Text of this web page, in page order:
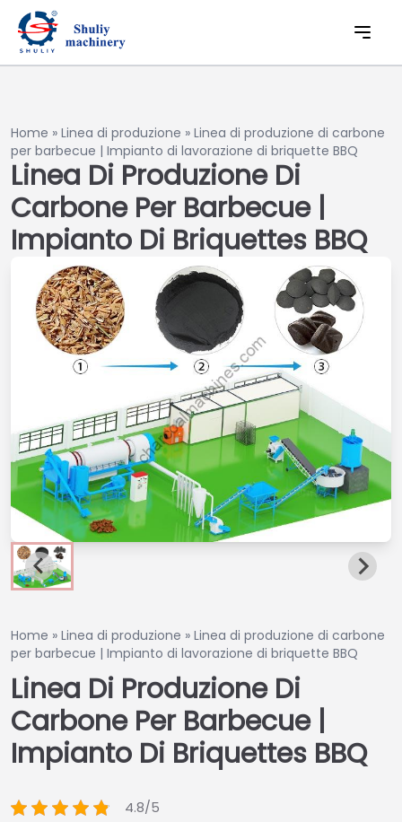
Home » Linea di produzione » Linea di produzione di carbone
per barbecue | Impianto di lavorazione di briquette BBQ
Linea Di Produzione Di
Carbone Per Barbecue |
Impianto Di Briquettes BBQ
Home » Linea di produzione » Linea di produzione di carbone
per barbecue | Impianto di lavorazione di briquette BBQ
Linea Di Produzione Di
Carbone Per Barbecue |
Impianto Di Briquettes BBQ
4.8/5